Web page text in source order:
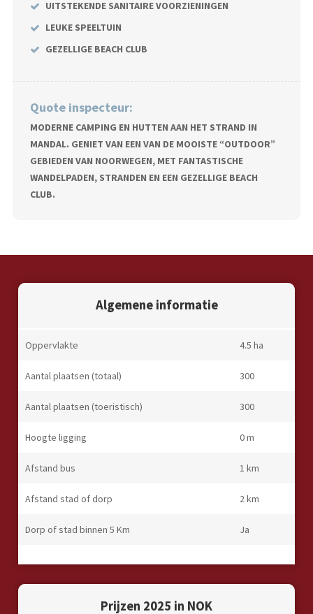
UITSTEKENDE SANITAIRE VOORZIENINGEN
LEUKE SPEELTUIN
GEZELLIGE BEACH CLUB
Quote inspecteur:
MODERNE CAMPING EN HUTTEN AAN HET STRAND IN
MANDAL. GENIET VAN EEN VAN DE MOOISTE “OUTDOOR”
GEBIEDEN VAN NOORWEGEN, MET FANTASTISCHE
WANDELPADEN, STRANDEN EN EEN GEZELLIGE BEACH
CLUB.
Algemene informatie
Oppervlakte 4.5 ha
Aantal plaatsen (totaal) 300
Aantal plaatsen (toeristisch) 300
Hoogte ligging 0 m
Afstand bus 1 km
Afstand stad of dorp 2 km
Dorp of stad binnen 5 Km Ja
Prijzen 2025 in NOK